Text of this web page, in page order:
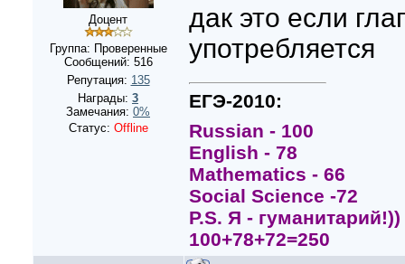
Доцент
Группа: Проверенные
Сообщений: 516
Репутация: 135
Награды: 3
Замечания: 0%
Статус: Offline
дак это если
употребляется
ЕГЭ-2010:
Russian - 100
English - 78
Mathematics - 66
Social Scienсe -72
P.S. Я - гуманитарий!))
100+78+72=250